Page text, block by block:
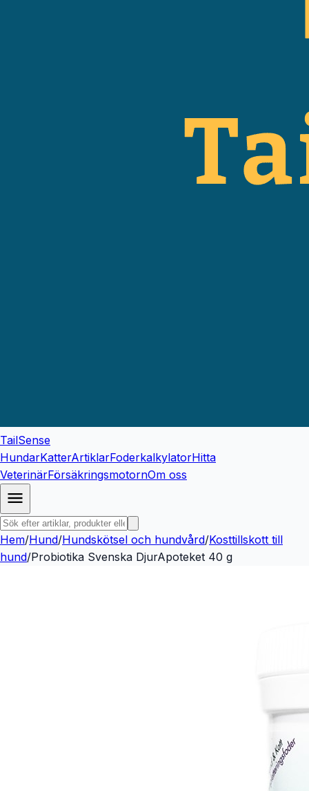
TailSense
HundarKatterArtiklarFoderkalkylatorHitta
VeterinärFörsäkringsmotornOm oss
Hem/Hund/Hundskötsel och hundvård/Kosttillskott till
hund/Probiotika Svenska DjurApoteket 40 g